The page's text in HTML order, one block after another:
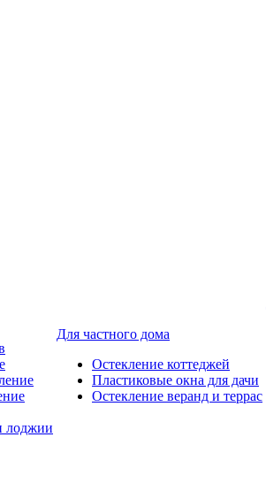
лоджии
Для частного дома
Остекление коттеджей
Пластиковые окна для дачи
Остекление веранд и террас